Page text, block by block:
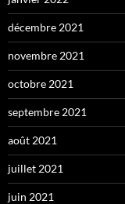
décembre 2021
novembre 2021
octobre 2021
septembre 2021
août 2021
juillet 2021
juin 2021